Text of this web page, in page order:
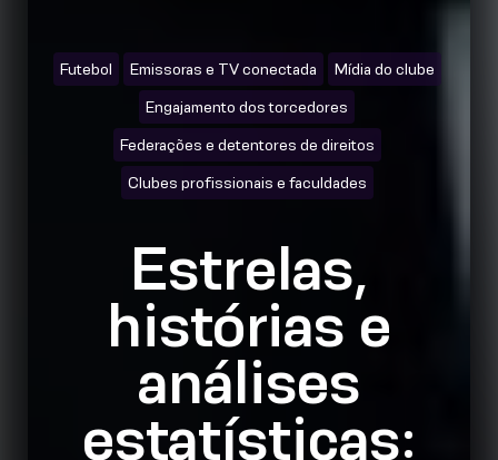
Futebol Emissoras e TV conectada Mídia do clube
Engajamento dos torcedores
Federações e detentores de direitos
Clubes profissionais e faculdades
Estrelas,
histórias e
análises
estatísticas: